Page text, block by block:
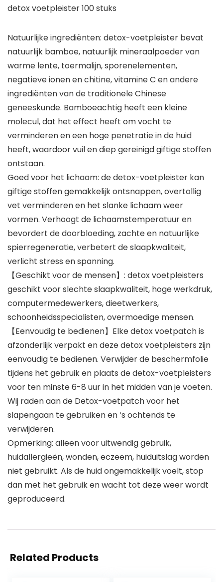
detox voetpleister 100 stuks
Natuurlijke ingrediënten: detox-voetpleister bevat
natuurlijk bamboe, natuurlijk mineraalpoeder van
warme lente, toermalijn, sporenelementen,
negatieve ionen en chitine, vitamine C en andere
ingrediënten van de traditionele Chinese
geneeskunde. Bamboeachtig heeft een kleine
molecul, dat het effect heeft om vocht te
verminderen en een hoge penetratie in de huid
heeft, waardoor vuil en diep gereinigd giftige stoffen
ontstaan.
Goed voor het lichaam: de detox-voetpleister kan
giftige stoffen gemakkelijk ontsnappen, overtollig
vet verminderen en het slanke lichaam weer
vormen. Verhoogt de lichaamstemperatuur en
bevordert de doorbloeding, zachte en natuurlijke
spierregeneratie, verbetert de slaapkwaliteit,
verlicht stress en spanning.
【Geschikt voor de mensen】: detox voetpleisters
geschikt voor slechte slaapkwaliteit, hoge werkdruk,
computermedewerkers, dieetwerkers,
schoonheidsspecialisten, overmoedige mensen.
【Eenvoudig te bedienen】Elke detox voetpatch is
afzonderlijk verpakt en deze detox voetpleisters zijn
eenvoudig te bedienen. Verwijder de beschermfolie
tijdens het gebruik en plaats de detox-voetpleisters
voor ten minste 6-8 uur in het midden van je voeten.
Wij raden aan de Detox-voetpatch voor het
slapengaan te gebruiken en ‘s ochtends te
verwijderen.
Opmerking: alleen voor uitwendig gebruik,
huidallergieën, wonden, eczeem, huiduitslag worden
niet gebruikt. Als de huid ongemakkelijk voelt, stop
dan met het gebruik en wacht tot deze weer wordt
geproduceerd.
Related Products